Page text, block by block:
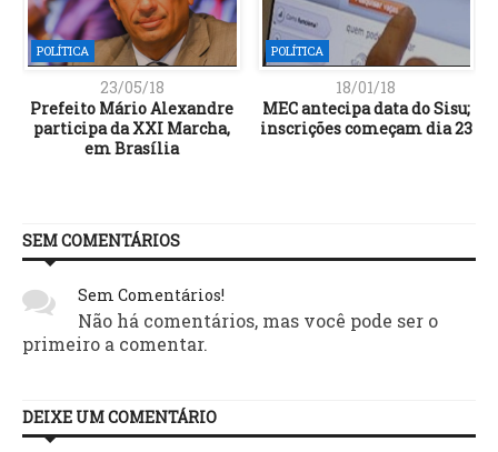
POLÍTICA
23/05/18
Prefeito Mário Alexandre
participa da XXI Marcha,
em Brasília
POLÍTICA
18/01/18
MEC antecipa data do Sisu;
inscrições começam dia 23
SEM COMENTÁRIOS
Sem Comentários!
Não há comentários, mas você pode ser o
primeiro a comentar.
DEIXE UM COMENTÁRIO